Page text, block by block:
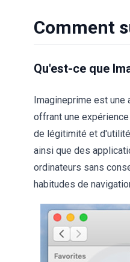
Comment
Qu'est-ce que
Imagineprime est une
offrant une
de légitimité et
ainsi que des
ordinateurs sans
habitudes de